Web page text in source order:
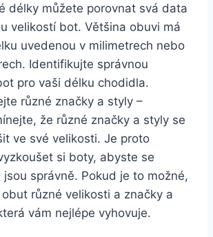
délky můžete porovnat svá data
velikostí bot. Většina obuvi má
uvedenou v milimetrech nebo
Identifikujte správnou
pro vaši délku chodidla.
různé značky a styly –
že různé značky a styly se
ve své velikosti. Je proto
si boty, abyste se
jsou správně. Pokud je to možné,
různé velikosti a značky a
vám nejlépe vyhovuje.